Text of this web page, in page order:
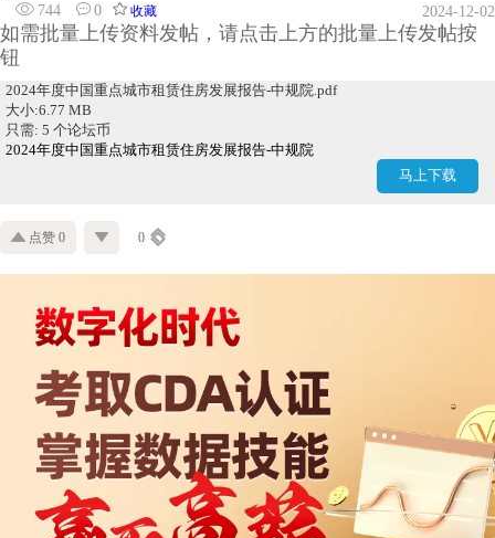
744
0 收藏 2024-12-02
如需批量上传资料发帖，请点击上方的批量上传发帖按
钮
2024年度中国重点城市租赁住房发展报告-中规院.pdf
大小:6.77 MB
只需: 5 个论坛币
马上下载
2024年度中国重点城市租赁住房发展报告-中规院
点赞 0 0